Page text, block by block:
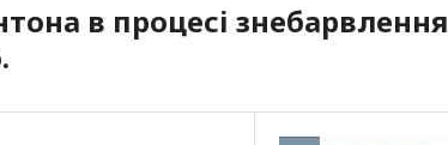
в процесі знебарвлення